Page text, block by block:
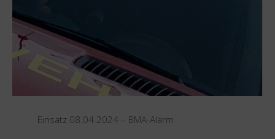
Einsatz 08.04.2024 – BMA-Alarm